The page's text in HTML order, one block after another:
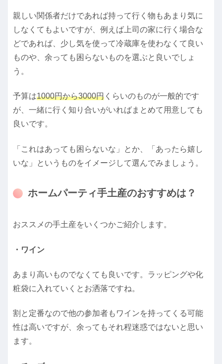
親しい関係者だけであれば持って行く物もあまり気に
しなくてもよいですが、例えば上司の家に行く場合な
どであれば、少し気を使って冷蔵庫を使わなくて良い
ものや、余っても困らないものを選ぶと良いでしょ
う。
予算は1000円から3000円 くらいのものが一般的です
が、一緒に行く知り合いがいればまとめて用意しても
良いです。
「これはあっても困らないな」とか、「あったら嬉し
いな」というものをイメージして選んでみましょう。
ホームパーティ手土産のおすすめは？
おススメの手土産をいくつかご紹介します。
・ワイン
あまり高いものでなくても良いです。ラッピングや化
粧袋に入れていくとお洒落ですね。
割と定番なので他の参加者もワインを持ってくる可能
性は高いですが、余ってもそれ程迷惑ではないと思い
ます。